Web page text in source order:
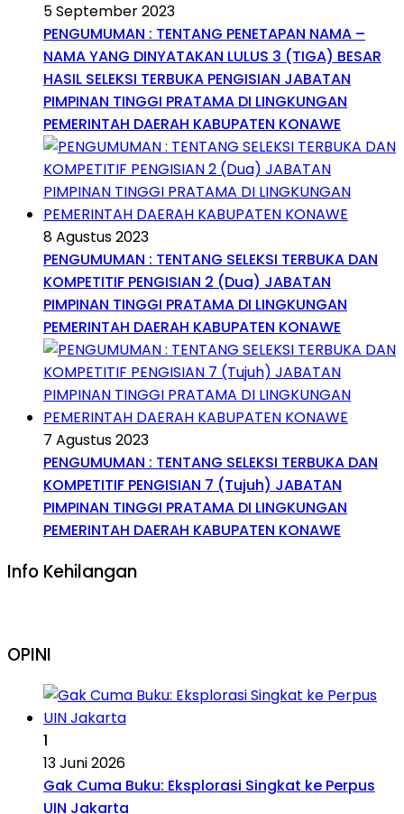
5 September 2023
PENGUMUMAN : TENTANG PENETAPAN NAMA –
NAMA YANG DINYATAKAN LULUS 3 (TIGA) BESAR
HASIL SELEKSI TERBUKA PENGISIAN JABATAN
PIMPINAN TINGGI PRATAMA DI LINGKUNGAN
PEMERINTAH DAERAH KABUPATEN KONAWE
8 Agustus 2023
PENGUMUMAN : TENTANG SELEKSI TERBUKA DAN
KOMPETITIF PENGISIAN 2 (Dua) JABATAN
PIMPINAN TINGGI PRATAMA DI LINGKUNGAN
PEMERINTAH DAERAH KABUPATEN KONAWE
7 Agustus 2023
PENGUMUMAN : TENTANG SELEKSI TERBUKA DAN
KOMPETITIF PENGISIAN 7 (Tujuh) JABATAN
PIMPINAN TINGGI PRATAMA DI LINGKUNGAN
PEMERINTAH DAERAH KABUPATEN KONAWE
Info Kehilangan
OPINI
1
13 Juni 2026
Gak Cuma Buku: Eksplorasi Singkat ke Perpus
UIN Jakarta